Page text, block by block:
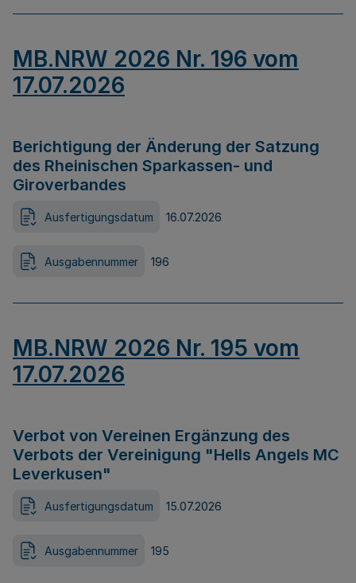
MB.NRW 2026 Nr. 196 vom
17.07.2026
Berichtigung der Änderung der Satzung
des Rheinischen Sparkassen- und
Giroverbandes
Ausfertigungsdatum 16.07.2026
Ausgabennummer 196
MB.NRW 2026 Nr. 195 vom
17.07.2026
Verbot von Vereinen Ergänzung des
Verbots der Vereinigung "Hells Angels MC
Leverkusen"
Ausfertigungsdatum 15.07.2026
Ausgabennummer 195